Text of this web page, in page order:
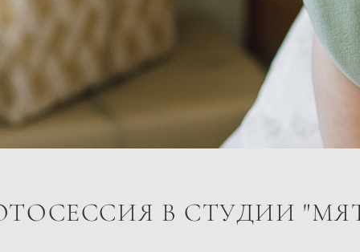
В СТУДИИ